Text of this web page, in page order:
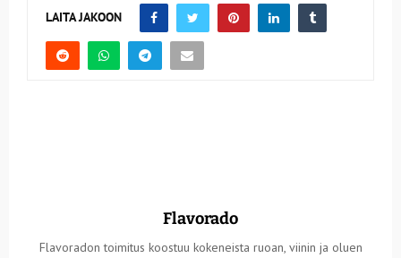
LAITA JAKOON
Flavorado
Flavoradon toimitus koostuu kokeneista ruoan, viinin ja oluen